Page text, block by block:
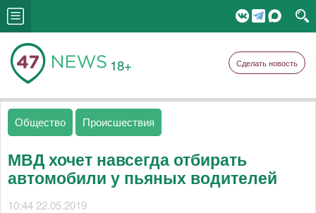
18+ Сделать новость
Общество Происшествия
МВД хочет навсегда отбирать
автомобили у пьяных водителей
10:44 22.05.2019